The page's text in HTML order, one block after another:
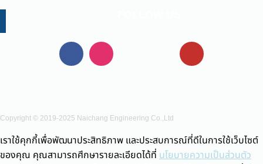
Copyright © 2019-2025 Naichang Engineering Co.,Ltd
เราใช้คุกกี้เพื่อพัฒนาประสิทธิภาพ และประสบการณ์ที่ดีในการใช้เว็บไซต์
ของคุณ คุณสามารถศึกษารายละเอียดได้ที่ นโยบายความเป็นส่วนตัว